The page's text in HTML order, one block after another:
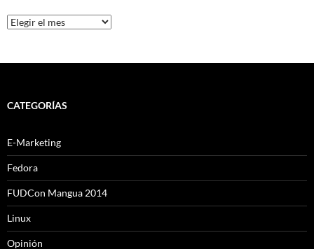
Archivo
CATEGORÍAS
E-Marketing
Fedora
FUDCon Mangua 2014
Linux
Opinión